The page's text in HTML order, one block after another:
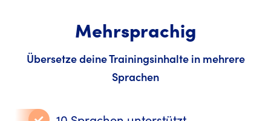
Mehrsprachig
Übersetze deine Trainingsinhalte in mehrere
Sprachen